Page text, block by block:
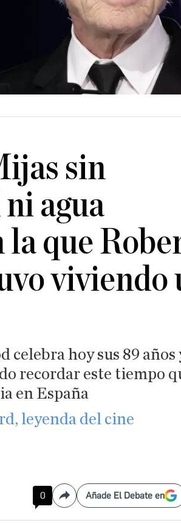
sin
agua
que
viviendo
celebra hoy sus 89 años
recordar este tiempo
en España
leyenda del cine
0 CompartirAñade El Debate en